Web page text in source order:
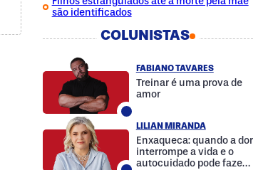
são identificados
COLUNISTAS
FABIANO TAVARES
Treinar é uma prova de
amor
LILIAN MIRANDA
Enxaqueca: quando a dor
interrompe a vida e o
autocuidado pode fazer